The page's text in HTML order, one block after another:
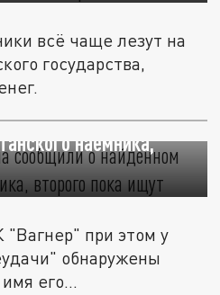
всё чаще лезут на
государства,
сообщили о
наёмника,
при этом у
обнаружены
его...